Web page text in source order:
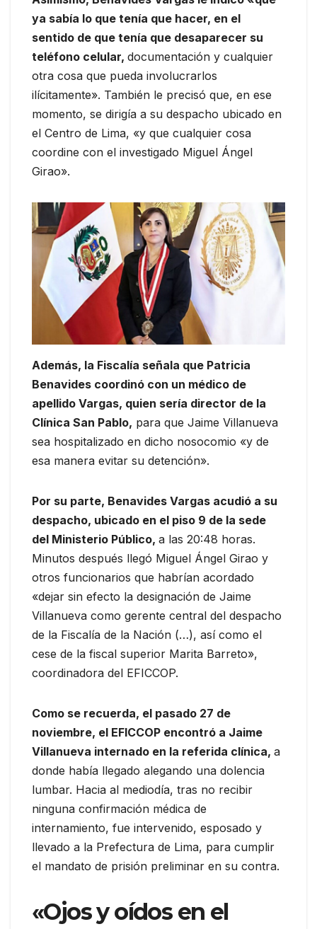
ya sabía lo que tenía que hacer, en el
sentido de que tenía que desaparecer su
teléfono celular, documentación y cualquier
otra cosa que pueda involucrarlos
ilícitamente». También le precisó que, en ese
momento, se dirigía a su despacho ubicado en
el Centro de Lima, «y que cualquier cosa
coordine con el investigado Miguel Ángel
Girao».
Además, la Fiscalía señala que Patricia
Benavides coordinó con un médico de
apellido Vargas, quien sería director de la
Clínica San Pablo, para que Jaime Villanueva
sea hospitalizado en dicho nosocomio «y de
esa manera evitar su detención».
Por su parte, Benavides Vargas acudió a su
despacho, ubicado en el piso 9 de la sede
del Ministerio Público, a las 20:48 horas.
Minutos después llegó Miguel Ángel Girao y
otros funcionarios que habrían acordado
«dejar sin efecto la designación de Jaime
Villanueva como gerente central del despacho
de la Fiscalía de la Nación (…), así como el
cese de la fiscal superior Marita Barreto»,
coordinadora del EFICCOP.
Como se recuerda, el pasado 27 de
noviembre, el EFICCOP encontró a Jaime
Villanueva internado en la referida clínica, a
donde había llegado alegando una dolencia
lumbar. Hacia al mediodía, tras no recibir
ninguna confirmación médica de
internamiento, fue intervenido, esposado y
llevado a la Prefectura de Lima, para cumplir
el mandato de prisión preliminar en su contra.
«Ojos y oídos en el